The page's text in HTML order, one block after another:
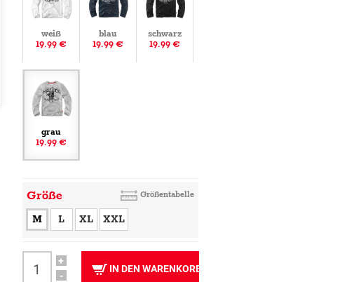
weiß
19.99 €
blau
19.99 €
schwarz
19.99 €
grau
19.99 €
Größe Größentabelle
M L XL XXL
+
-
IN DEN WARENKORB